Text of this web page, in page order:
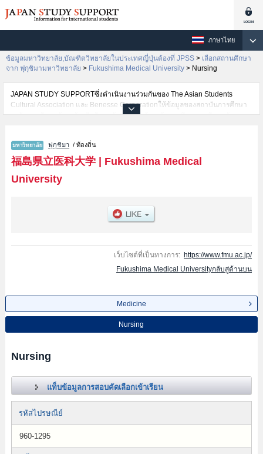
ภาษาไทย
ข้อมูลมหาวิทยาลัย,บัณฑิตวิทยาลัยในประเทศญี่ปุ่นต้องที่ JPSS > เลือกสถานศึกษา
จาก ฟุกุชิมามหาวิทยาลัย > Fukushima Medical University > Nursing
JAPAN STUDY SUPPORTซึ่งดำเนินงานร่วมกันของ The Asian Students
Cultural Association และ Benesse Corporationให้ข้อมูลของสถาบันการศึกษา
ระดับมหาวิทยาลัย・บัณฑิตวิทยาลัย・วิทยาลัยระดับอนุปริญญา・วิทยาลัย
นักศึกษาต่างชาติเช่นข้อมูลของแต่ละคณะ,ข้อมูลการสอบคัดเลือกเข้าศึกษาเช่น
จำนวนคนที่รับสมัครหรือจำนวนคนที่ผ่านการสอบคัดเลือกเป็นต้น,แนะนำสถาน
ที่,การเดินทางเป็นต้นไว้ด้วยดังนั้นขอเชิญใช้บริการค้นหาข้อมูลตามอัธยาศัย
ฟุกุชิมา / ท้องถิ่น
福島県立医科大学| Fukushima Medical
University
เว็บไซต์ที่เป็นทางการ: https://www.fmu.ac.jp/
Fukushima Medical Universityกลับสู่ด้านบน
Medicine
Nursing
Nursing
แท็บข้อมูลการสอบคัดเลือกเข้าเรียน
รหัสไปรษณีย์
960-1295